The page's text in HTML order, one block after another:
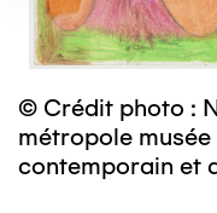
© Crédit photo :
métropole musée
contemporain et